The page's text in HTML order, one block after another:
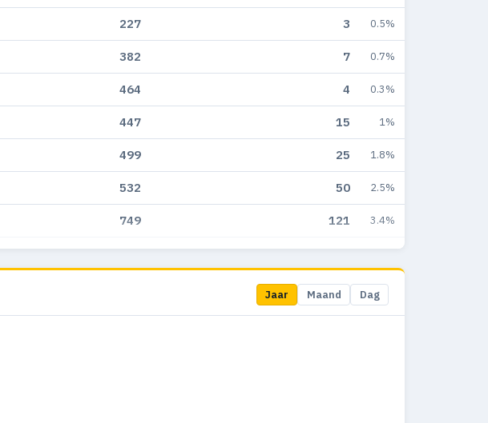
227 3 0.5%
382 7 0.7%
464 4 0.3%
447 15 1%
499 25 1.8%
532 50 2.5%
749 121 3.4%
842 220
20 5.4%
Jaar Maand Dag